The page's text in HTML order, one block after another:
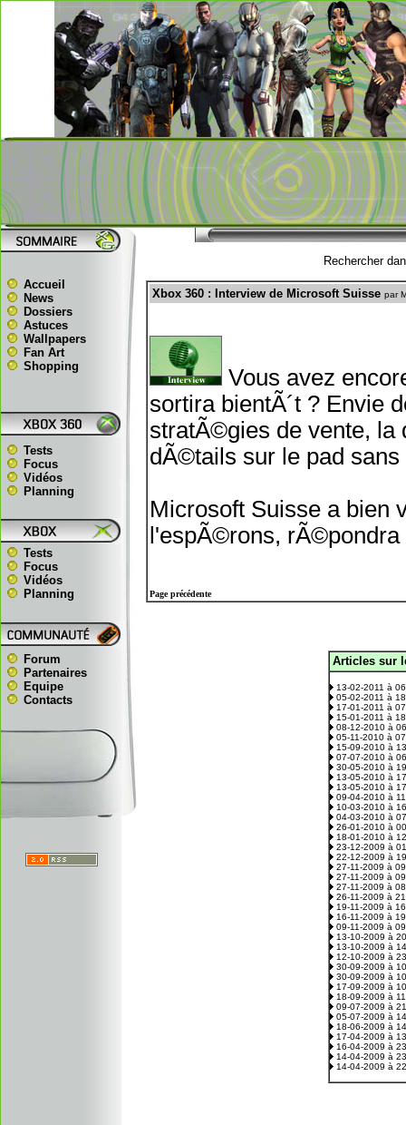
Accueil
News
Dossiers
Astuces
Wallpapers
Fan Art
Shopping
Tests
Focus
Vidéos
Planning
Tests
Focus
Vidéos
Planning
Forum
Partenaires
Equipe
Contacts
Rechercher
Xbox 360 : Interview de Microsoft Suisse par
Vous avez
sortira bientÃ´t ? Envie
stratÃ©gies de vente, la
dÃ©tails sur le pad
Microsoft Suisse a
l'espÃ©rons,
Page précédente
Articles sur
13-02-2011 à
05-02-2011 à
17-01-2011 à
15-01-2011 à
08-12-2010 à
05-11-2010 à
15-09-2010 à
07-07-2010 à
30-05-2010 à
13-05-2010 à
13-05-2010 à
09-04-2010 à
10-03-2010 à
04-03-2010 à
26-01-2010 à
18-01-2010 à
23-12-2009 à
22-12-2009 à
27-11-2009 à
27-11-2009 à
27-11-2009 à
26-11-2009 à
19-11-2009 à
16-11-2009 à
09-11-2009 à
13-10-2009 à
13-10-2009 à
12-10-2009 à
30-09-2009 à
30-09-2009 à
17-09-2009 à
18-09-2009 à
09-07-2009 à
05-07-2009 à
18-06-2009 à
17-04-2009 à
16-04-2009 à
14-04-2009 à
14-04-2009 à